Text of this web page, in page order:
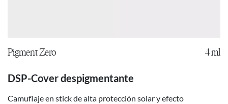
Pigment Zero 4 ml
DSP-Cover despigmentante
Camuflaje en stick de alta protección solar y efecto